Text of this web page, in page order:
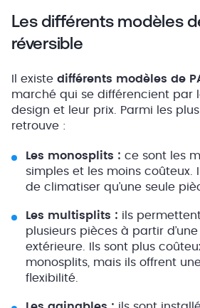
Les différents modèles
réversible
Il existe différents modèles de
marché qui se différencient par
design et leur prix. Parmi les plus
retrouve :
Les monosplits : ce sont les
simples et les moins coûteux.
de climatiser qu’une seule
Les multisplits : ils
plusieurs pièces à partir
extérieure. Ils sont plus
monosplits, mais ils offrent
flexibilité.